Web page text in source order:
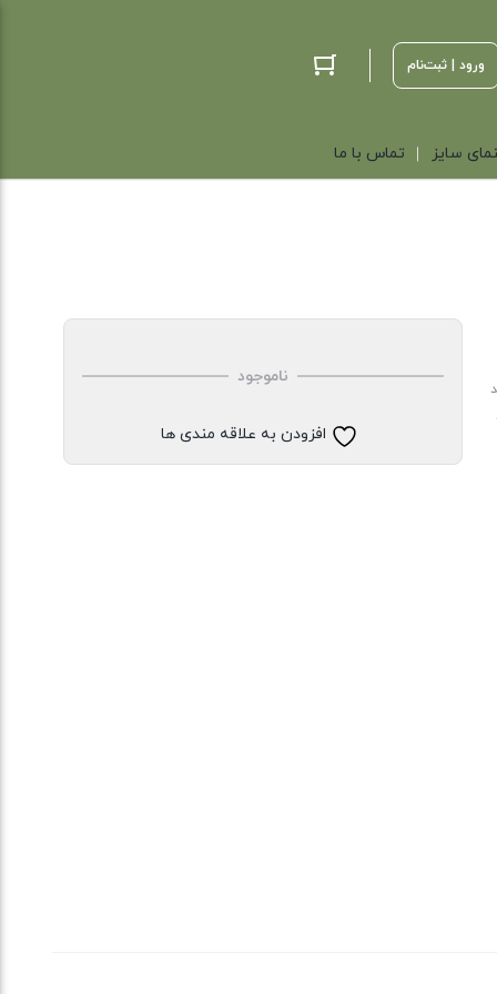
ورود | ثبت‌نام
سایز تماس با ما
ناموجود
افزودن به علاقه مندی ها